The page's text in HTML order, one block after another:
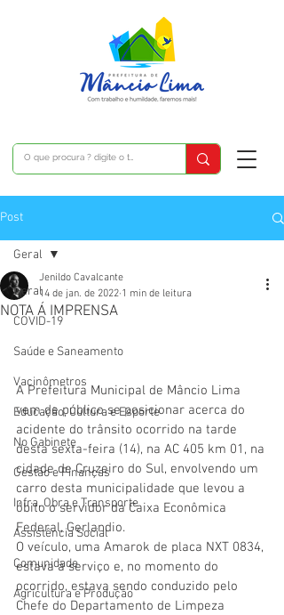
Post
Geral
COVID-19
Saúde e Saneamento
Vacinômetros
Educação, Cultura e Esporte
No Gabinete
Gestão e Finanças
Infra, Obra e Transporte
Assistência Social
Comunidade
Agricultura e Produção
Geral
NOTA Á IMPRENSA
Jenildo Cavalcante
14 de jan. de 2022 1 min de leitura
A Prefeitura Municipal de Mâncio Lima
vem de público se posicionar acerca do
acidente do trânsito ocorrido na tarde
desta sexta-feira (14), na AC 405 km 01, na
cidade de Cruzeiro do Sul, envolvendo um
carro desta municipalidade que levou a
óbito o servidor da Caixa Econômica
Federal, Gerlandio.
O veículo, uma Amarok de placa NXT 0834,
estava à serviço e, no momento do
ocorrido, estava sendo conduzido pelo
Chefe do Departamento de Limpeza